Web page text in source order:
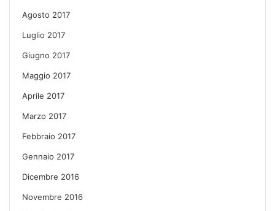
Agosto 2017
Luglio 2017
Giugno 2017
Maggio 2017
Aprile 2017
Marzo 2017
Febbraio 2017
Gennaio 2017
Dicembre 2016
Novembre 2016